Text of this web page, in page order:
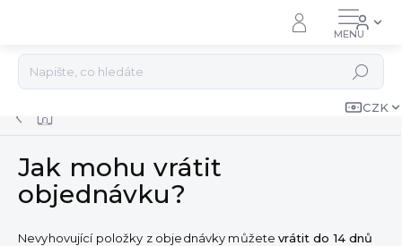
Hledat
CZK
Domů
Jak mohu vrátit
objednávku?
Nevyhovující položky z objednávky můžetevrátit do 14 dnů